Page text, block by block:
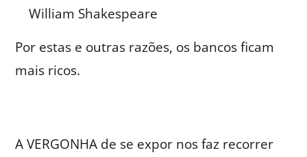
William Shakespeare
Por estas e outras razões, os bancos ficam
mais ricos.
A VERGONHA de se expor nos faz recorrer